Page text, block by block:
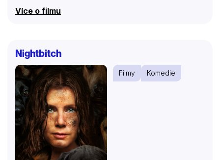
Více o filmu
Nightbitch
Filmy Komedie